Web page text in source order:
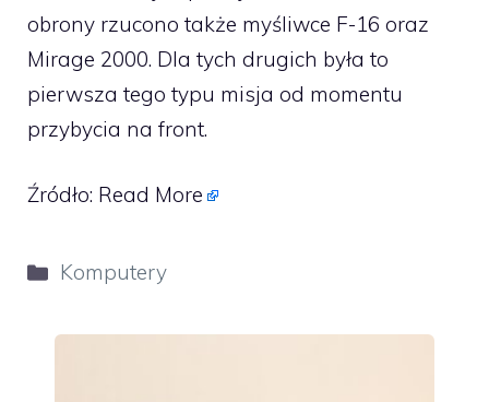
obrony rzucono także myśliwce F-16 oraz
Mirage 2000. Dla tych drugich była to
pierwsza tego typu misja od momentu
przybycia na front.
Źródło: Read More
Kategorie
Komputery